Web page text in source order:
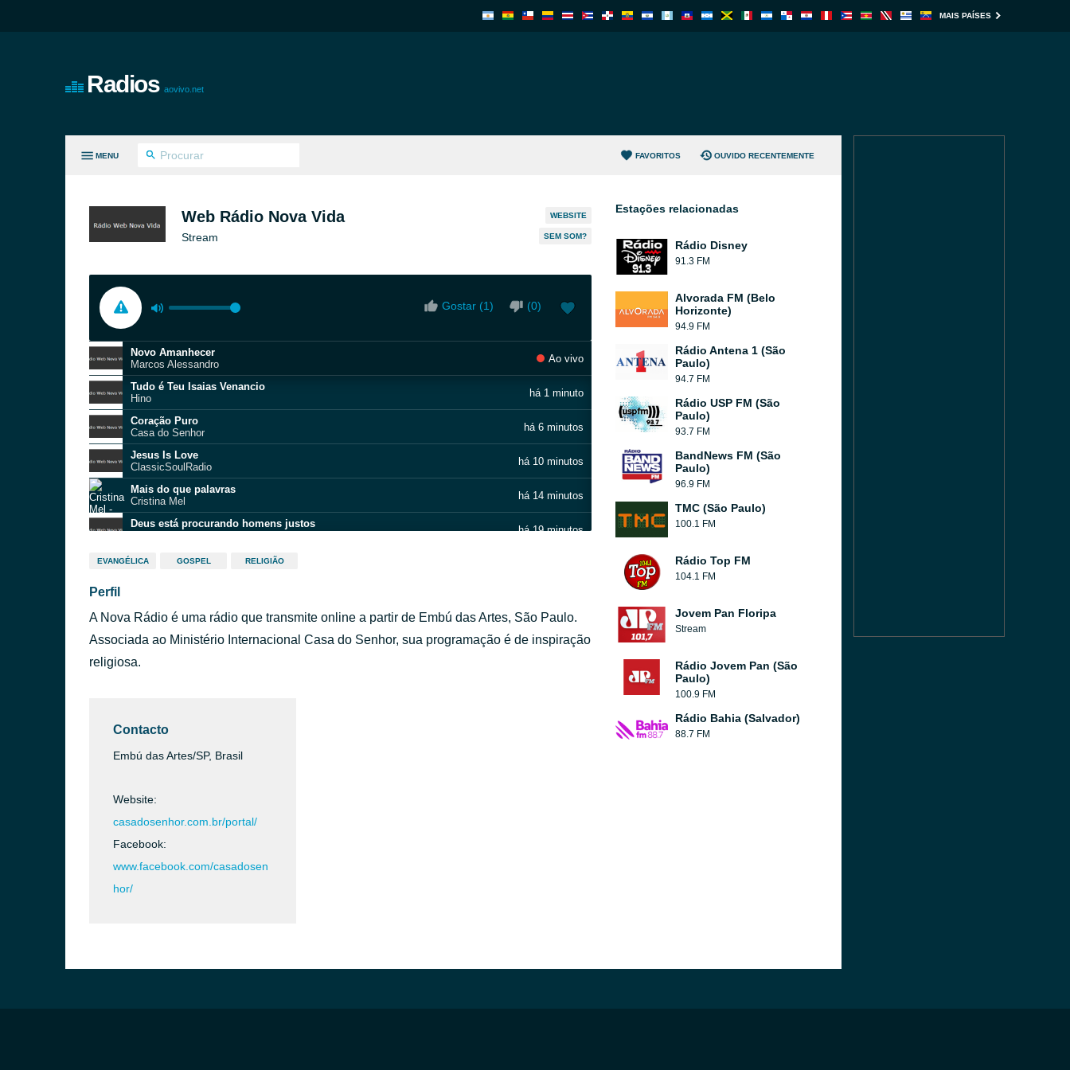
MAIS PAÍSES
Radios aovivo.net
MENU FAVORITOS OUVIDO RECENTEMENTE
Web Rádio Nova Vida
Stream
WEBSITE
SEM SOM?
Gostar (1) (0)
Novo Amanhecer
Marcos Alessandro
Ao vivo
Tudo é Teu Isaias Venancio
Hino
há 1 minuto
Coração Puro
Casa do Senhor
há 6 minutos
Jesus Is Love
ClassicSoulRadio
há 10 minutos
Mais do que palavras
Cristina Mel
há 14 minutos
Deus está procurando homens justos
há 19 minutos
Manhã
Hino
há 31 minutos
Héber Marques És pra mim
EVANGÉLICA GOSPEL RELIGIÃO
Perfil
A Nova Rádio é uma rádio que transmite online a partir de Embú das Artes, São Paulo.
Associada ao Ministério Internacional Casa do Senhor, sua programação é de inspiração
religiosa.
Contacto
Embú das Artes/SP, Brasil
Website:
casadosenhor.com.br/portal/
Facebook:
www.facebook.com/casadosen
hor/
Estações relacionadas
Rádio Disney
91.3 FM
Alvorada FM (Belo
Horizonte)
94.9 FM
Rádio Antena 1 (São
Paulo)
94.7 FM
Rádio USP FM (São
Paulo)
93.7 FM
BandNews FM (São
Paulo)
96.9 FM
TMC (São Paulo)
100.1 FM
Rádio Top FM
104.1 FM
Jovem Pan Floripa
Stream
Rádio Jovem Pan (São
Paulo)
100.9 FM
Rádio Bahia (Salvador)
88.7 FM